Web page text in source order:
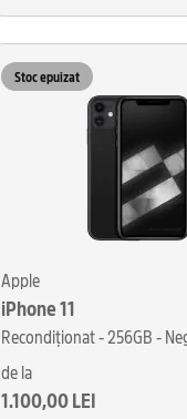
Stoc epuizat
Apple
iPhone 11
Recondiționat - 256GB -
de la
1.100,00 LEI